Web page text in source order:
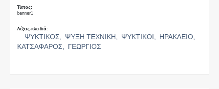
Τύπος:
banner1
Λέξεις-κλειδιά:
ΨΥΚΤΙΚΟΣ, ΨΥΞΗ ΤΕΧΝΙΚΗ, ΨΥΚΤΙΚΟΙ,
ΗΡΑΚΛΕΙΟ,
ΚΑΤΣΑΦΑΡΟΣ,
ΓΕΩΡΓΙΟΣ